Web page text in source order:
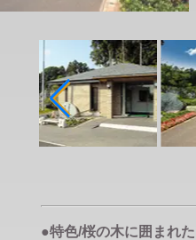
●特色/桜の木に囲まれ